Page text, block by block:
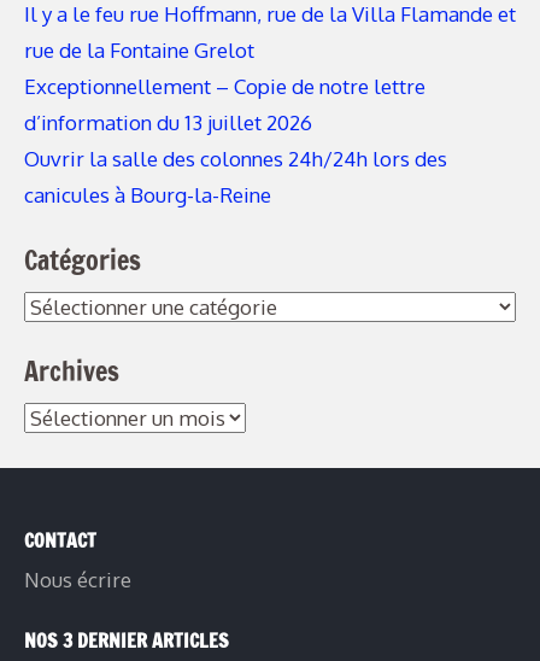
Il y a le feu rue Hoffmann, rue de la Villa Flamande et
rue de la Fontaine Grelot
Exceptionnellement – Copie de notre lettre
d’information du 13 juillet 2026
Ouvrir la salle des colonnes 24h/24h lors des
canicules à Bourg-la-Reine
Catégories
Archives
CONTACT
Nous écrire
NOS 3 DERNIER ARTICLES